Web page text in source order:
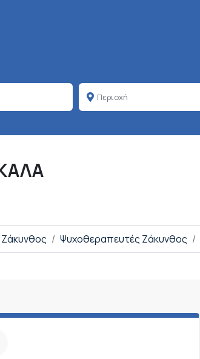
Ζάκυνθος Ψυχοθεραπευτές Ζάκυνθος